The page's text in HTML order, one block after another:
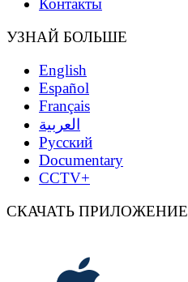
Контакты
УЗНАЙ БОЛЬШЕ
English
Español
Français
العربية
Русский
Documentary
CCTV+
СКАЧАТЬ ПРИЛОЖЕНИЕ